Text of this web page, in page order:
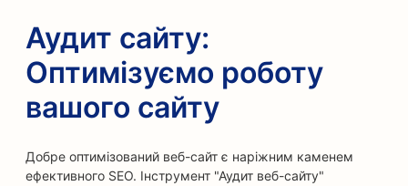
Аудит сайту:
Оптимізуємо роботу
вашого сайту
Добре оптимізований веб-сайт є наріжним каменем
ефективного SEO. Інструмент "Аудит веб-сайту"